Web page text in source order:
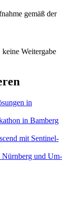
gemäß der
Weitergabe
in
in Bam­berg
mit Sentinel­
Nürn­berg und­ Um­